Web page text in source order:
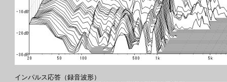
インパルス応答（録音波形）